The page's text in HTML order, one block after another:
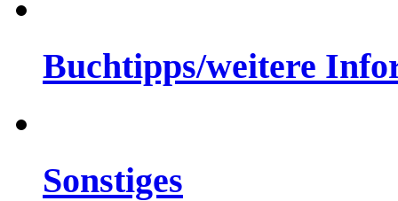
Buchtipps/weitere
Sonstiges